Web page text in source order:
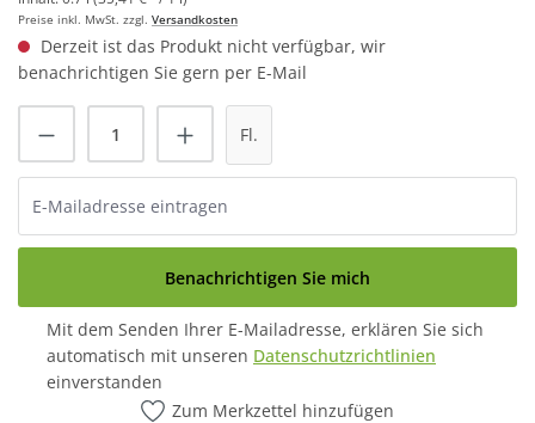
Preise inkl. MwSt. zzgl. Versandkosten
Derzeit ist das Produkt nicht verfügbar, wir
benachrichtigen Sie gern per E-Mail
Fl.
Benachrichtigen Sie mich
Mit dem Senden Ihrer E-Mailadresse, erklären Sie sich
automatisch mit unseren Datenschutzrichtlinien
einverstanden
Zum Merkzettel hinzufügen